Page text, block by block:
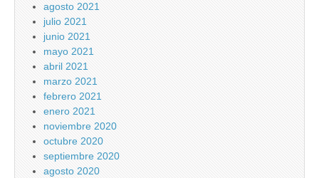
agosto 2021
julio 2021
junio 2021
mayo 2021
abril 2021
marzo 2021
febrero 2021
enero 2021
noviembre 2020
octubre 2020
septiembre 2020
agosto 2020